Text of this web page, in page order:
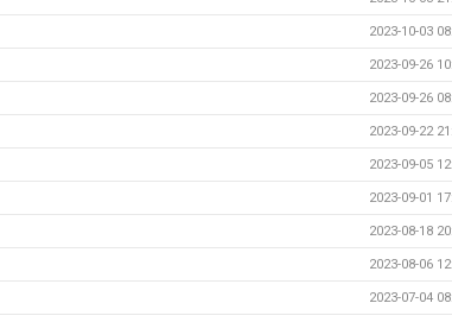
2023-10-03
2023-09-26
2023-09-26
2023-09-22
2023-09-05
2023-09-01
2023-08-18
2023-08-06
2023-07-04